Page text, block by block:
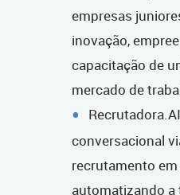
empresas
inovação,
capacitação de
mercado de
conversacional
recrutamento
automatizando a